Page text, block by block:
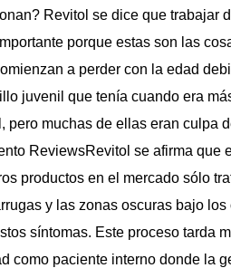
Revitol se dice que trabajar
porque estas son las
a perder con la edad
juvenil que tenía cuando era
muchas de ellas eran culpa
ReviewsRevitol se afirma que
productos en el mercado sólo
y las zonas oscuras bajo
síntomas. Este proceso tarda
como paciente interno donde la